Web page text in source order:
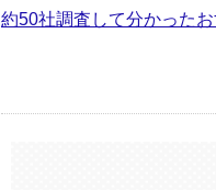
約50社調査して分かった